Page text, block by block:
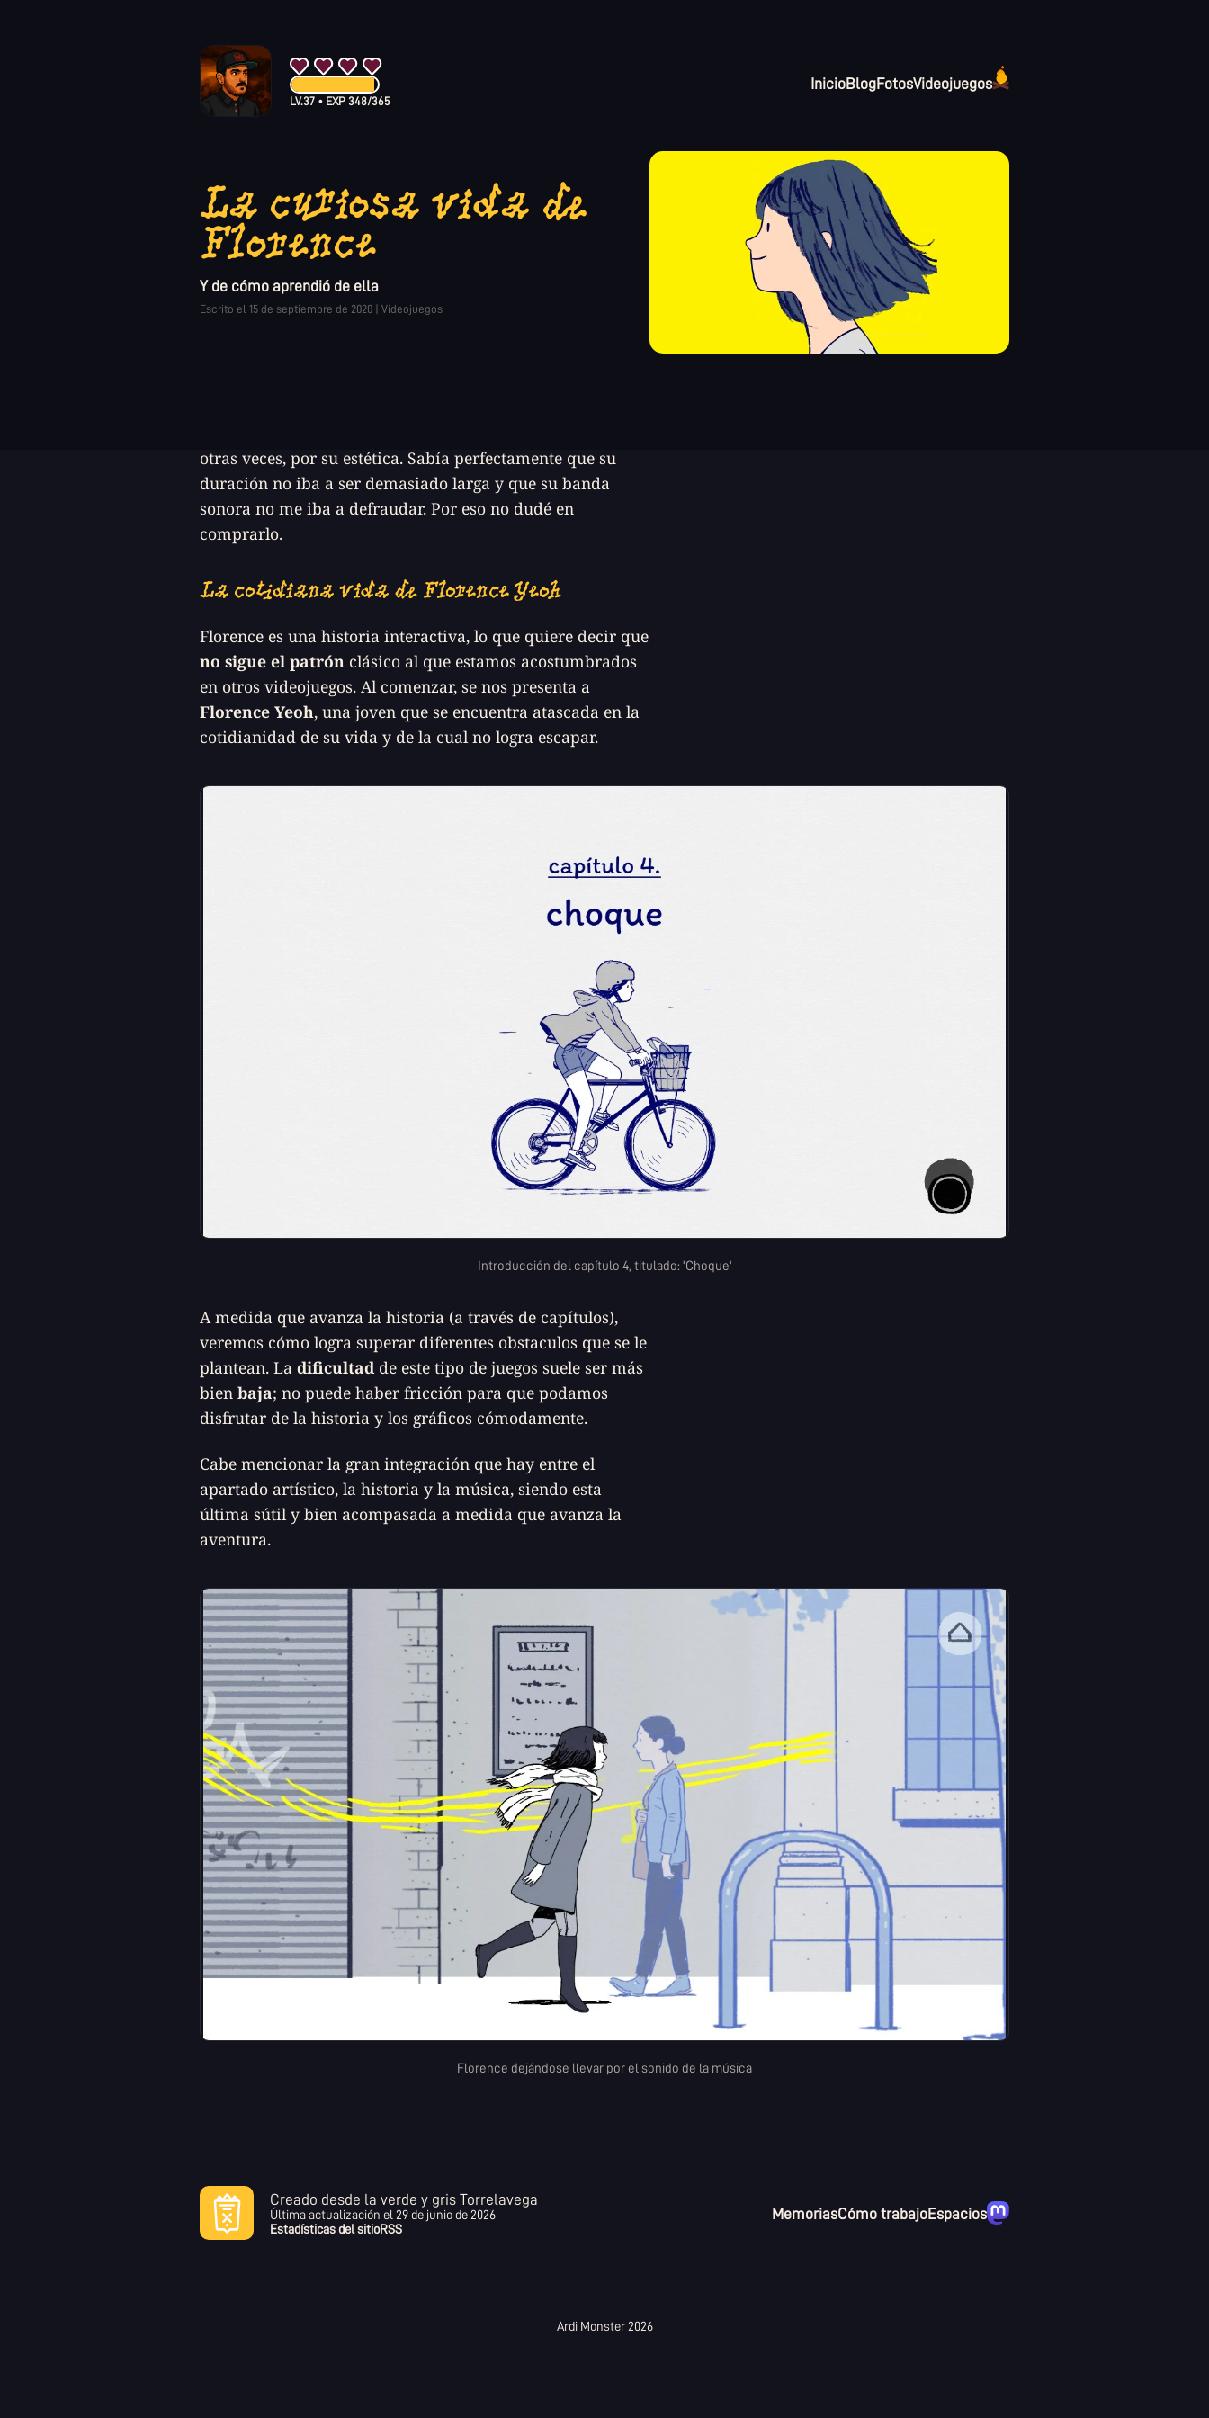
LV.37 • EXP348/365
InicioBlogFotosVideojuegos
La curiosa vida de
Florence
Y de cómo aprendió de ella
Escrito el 15 de septiembre de 2020 | Videojuegos
otras veces, por su estética. Sabía perfectamente que su
duración no iba a ser demasiado larga y que su banda
sonora no me iba a defraudar. Por eso no dudé en
comprarlo.
La cotidiana vida de Florence Yeoh
Florence es una historia interactiva, lo que quiere decir que
no sigue el patrón clásico al que estamos acostumbrados
en otros videojuegos. Al comenzar, se nos presenta a
Florence Yeoh, una joven que se encuentra atascada en la
cotidianidad de su vida y de la cual no logra escapar.
Introducción del capítulo 4, titulado: 'Choque'
A medida que avanza la historia (a través de capítulos),
veremos cómo logra superar diferentes obstaculos que se le
plantean. La dificultadde este tipo de juegos suele ser más
bien baja; no puede haber fricción para que podamos
disfrutar de la historia y los gráficos cómodamente.
Cabe mencionar la gran integración que hay entre el
apartado artístico, la historia y la música, siendo esta
última sútil y bien acompasada a medida que avanza la
aventura.
Florence dejándose llevar por el sonido de la música
Creado desde la verde y gris Torrelavega
Última actualización el29 de junio de 2026
Estadísticas del sitioRSS
MemoriasCómo trabajoEspacios
Ardi Monster 2026